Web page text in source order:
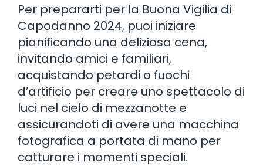
Per prepararti per la Buona Vigilia di
Capodanno 2024, puoi iniziare
pianificando una deliziosa cena,
invitando amici e familiari,
acquistando petardi o fuochi
d’artificio per creare uno spettacolo di
luci nel cielo di mezzanotte e
assicurandoti di avere una macchina
fotografica a portata di mano per
catturare i momenti speciali.